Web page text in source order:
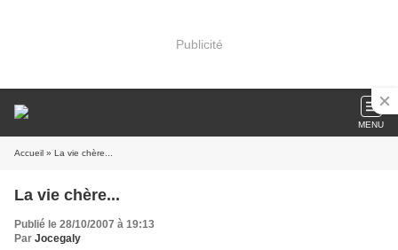
Publicité
MENU
Accueil » La vie chère...
La vie chère...
Publié le 28/10/2007 à 19:13
Par Jocegaly